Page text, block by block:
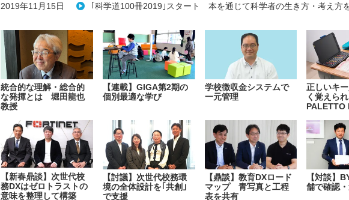
2019年11月15日
｢科学道100冊2019｣スタート 本を通じて科学者の生き方・考え方
統合的な理解・総合的
な発揮とは 堀田龍也
教授
【連載】GIGA第2期の
個別最適な学び
学校徴収金システムで
一元管理
正しいキ
く覚えら
PALETTO
【新春鼎談】次世代校
務DXはゼロトラストの
意味を整理して構築
【討議】次世代校務環
境の全体設計を｢共創｣
で支援
【鼎談】教育DXロード
マップ 青写真と工程
表を共有
【対談】
舗で確認